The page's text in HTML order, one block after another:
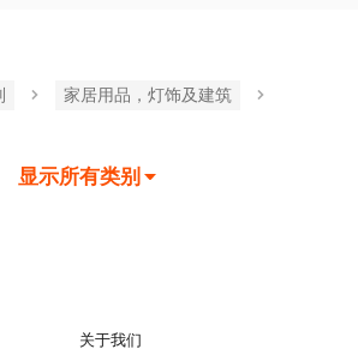
家居用品，灯饰及建筑
显示所有类别
关于我们